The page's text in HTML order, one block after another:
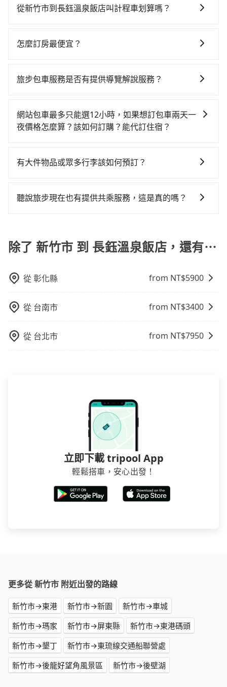
鐘。抵達高鐵站後，步行進站、現場購票並於月台排隊
分鐘出站、等待車站前排班的計程車，搭上小黃後約花
假設4位同行，高鐵加轉乘之平均每人花費為2,050元。
高鐵可以比坐車快0分鐘，但卻要額外支出約1,120元的
交通費，所以對於不是這麼趕時間的人來說，預約
通費用。
在車上休息，那在新竹市東區有約15間租車車行，比方
一天租金約$1,500，九人座如Hyundai Starex或
元）、保險費、罰單另計多數租車合約上都會載明每日
租乙還的服務，假設你當天就往返新竹市（東區）與長
鈺溫泉飯店，預計的小轎車花費為$4,800或九人座
車一整天就略顯浪費。再者，租車地點可能離你的住家/
簽約與車體檢查，甚至還要先自行加滿油，如遇到不肖
從新竹市到長鈺溫泉飯店叫計程車划算嗎？
灣大車隊、Uber、Line Taxi、Yoxi等，如果在路邊攔不
跳錶計算，價格約為9,195~11,000元間，但如改預約
僅雙北的0.3%，其叫車的難度是雙北市的310倍。綜合
以上，無論在價格或服務品質上，tripool都是你從新竹
怎麼訂房最便宜？
OTA (online travel agent) 來完成，除了可以快速依據
會員或者使用特定的信用卡，還可以累積點數做現金回
饋或未來換取免費的住房。台灣人常用的線上訂房平台
完後預定就完成，事先不用電話確認空房，事後也不用
賣的現象，便有可能到了現場卻沒房可住的窘境，所以
得便宜，但缺點就是多數要匯款並再人工確認。假如不
或者國際Airbnb都值得推薦。
旅步包車服務是否有提供導覽解說服務？
需要導覽服務，可事先透過電子郵件
booking@tripool.app聯繫我們，將有專人協助回覆確
網站包車最多只能選12小時，如果想訂包車兩天一
夜價格怎麼算？該如何訂購？能代訂住宿？
需要連續兩天的包車服務，可以在官網上分開預定兩天
有大件物品或眾多行李該如何預訂？
30吋的行李箱，但如有大件行李、衝浪板、樂器、廣告
乘客盡量塞、盡量放。在預定前，建議先丈量好尺寸，
並事先透過官網的線上客服洽詢，確認沒問題再下訂。
聽說旅步現在也有提供共乘服務，這是真的嗎？
能到府接送，機場、通勤共乘、大型活動接送都適合！
除了 新竹市 到 長鈺溫泉飯店，還有⋯
從彰化縣 from NT$5900
從 台南市 from NT$3400
從 台北市 from NT$7950
立即下載 tripool App
輕鬆搭車，安心出發！
更多從 新竹市 附近出發的路線
新竹市→東港 新竹市→新園
新竹市→車城
新竹市→瑪家
新竹市→屏東縣
新竹市→東港碼頭
新竹市→墾丁
新竹市→東琉線交通船聯營處
新竹市→後龍好望角風景區
新竹市→後壁湖